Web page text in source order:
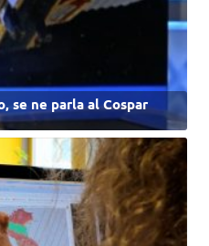
se ne parla al Cospar